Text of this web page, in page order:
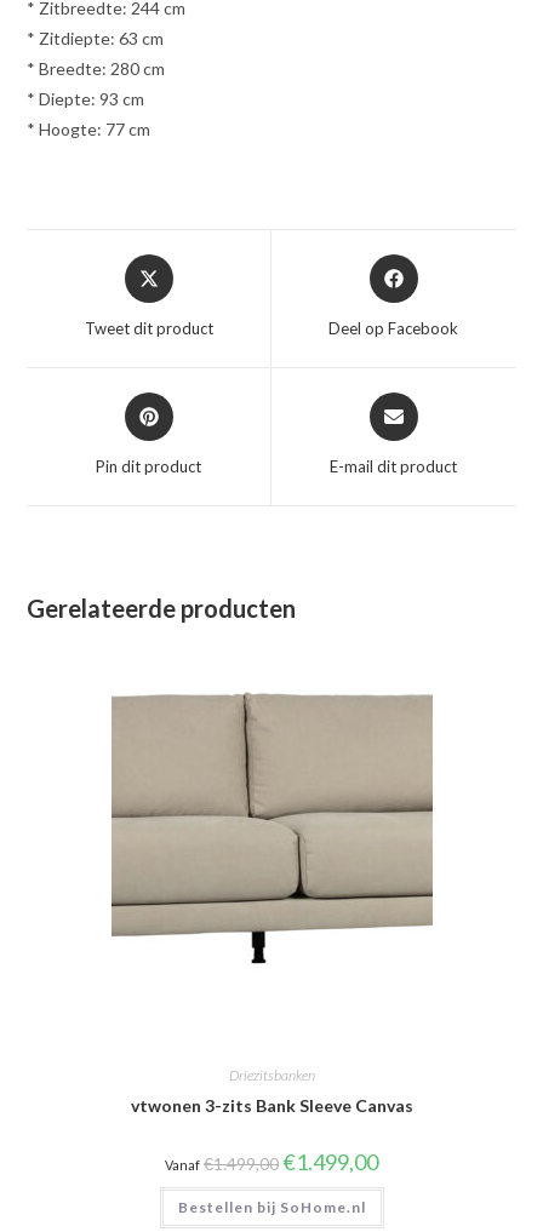
* Zitbreedte: 244 cm
* Zitdiepte: 63 cm
* Breedte: 280 cm
* Diepte: 93 cm
* Hoogte: 77 cm
Opent
in
nieuw
Tweet dit product
Opent
in
nieuw
Deel op Facebook
Opent
in
nieuw
Pin dit product
Opent
in
nieuw
E-mail dit product
Gerelateerde producten
Driezitsbanken
vtwonen 3-zits Bank Sleeve Canvas
Vanaf €1.499,00Oorspronkelijke
prijs
was:
€1.499,00.
€1.499,00Huidige
prijs
is:
Bestellen bij SoHome.nl